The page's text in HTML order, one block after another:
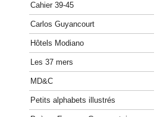
Cahier 39-45
Carlos Guyancourt
Hôtels Modiano
Les 37 mers
MD&C
Petits alphabets illustrés